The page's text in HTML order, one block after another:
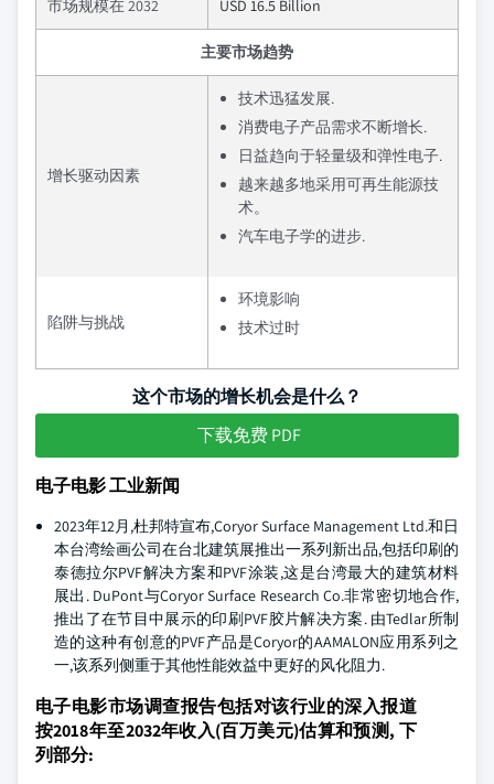
市场规模在 2032 USD 16.5 Billion
主要市场趋势
增长驱动因素
技术迅猛发展.
消费电子产品需求不断增长.
日益趋向于轻量级和弹性电子.
越来越多地采用可再生能源技
术。
汽车电子学的进步.
陷阱与挑战
环境影响
技术过时
这个市场的增长机会是什么？
下载免费 PDF
电子电影 工业新闻
2023年12月,杜邦特宣布,Coryor Surface Management Ltd.和日
本台湾绘画公司在台北建筑展推出一系列新出品,包括印刷的
泰德拉尔PVF解决方案和PVF涂装,这是台湾最大的建筑材料
展出. DuPont与Coryor Surface Research Co.非常密切地合作,
推出了在节目中展示的印刷PVF胶片解决方案. 由Tedlar所制
造的这种有创意的PVF产品是Coryor的AAMALON应用系列之
一,该系列侧重于其他性能效益中更好的风化阻力.
电子电影市场调查报告包括对该行业的深入报道
按2018年至2032年收入(百万美元)估算和预测, 下
列部分: